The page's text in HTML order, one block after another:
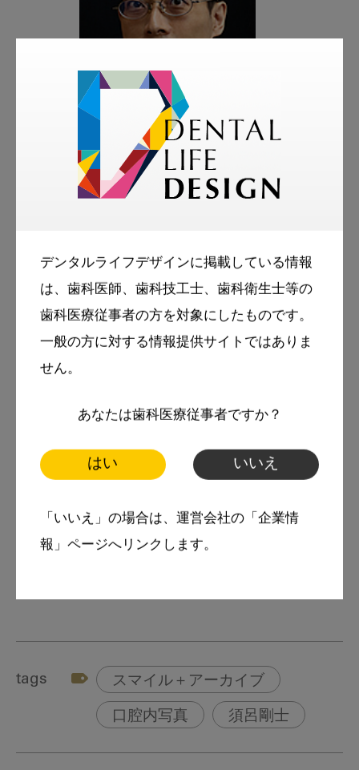
デンタルライフデザインに掲載している情報
は、歯科医師、歯科技工士、歯科衛生士等の
歯科医療従事者の方を対象にしたものです。
一般の方に対する情報提供サイトではありま
せん。
あなたは歯科医療従事者ですか？
はい いいえ
「いいえ」の場合は、運営会社の「企業情
報」ページへリンクします。
須呂剛士
大分県開業
1994年、九州大学歯学部卒業。
2012年、日本大学松戸歯学部生化学・分子生物
口腔内規格撮影―ミラーの使い方のコツ―
主な著書に『成功例・失敗例で学ぶ 規格性の
『箸の文化に適応した、前歯で噛み切れる保険
総義歯のススメ（分担執筆）』（いずれもクイ
tags スマイル＋アーカイブ
口腔内写真 須呂剛士